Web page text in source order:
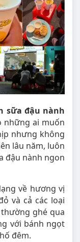
sữa đậu nành
những ai muốn
nhưng không
lâu năm, luôn
đậu nành ngon
về hương vị
và cả các loại
ghé qua
với bánh ngọt
đêm.